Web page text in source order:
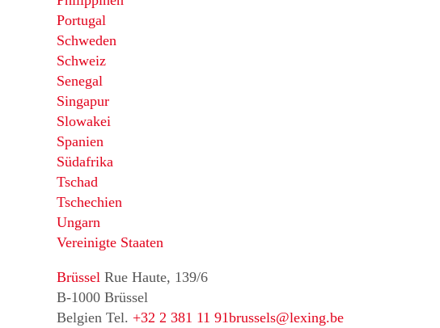
Portugal
Schweden
Schweiz
Senegal
Singapur
Slowakei
Spanien
Südafrika
Tschad
Tschechien
Ungarn
Vereinigte Staaten
Brüssel Rue Haute, 139/6
B-1000 Brüssel
Belgien Tel. +32 2 381 11 91brussels@lexing.be